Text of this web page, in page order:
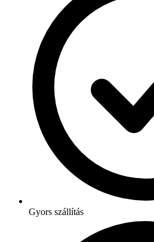
Gyors szállítás